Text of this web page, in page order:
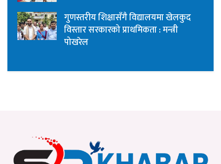
गुणस्तरीय शिक्षासँगै विद्यालयमा खेलकुद
विस्तार सरकारको प्राथमिकता : मन्त्री
पोखरेल